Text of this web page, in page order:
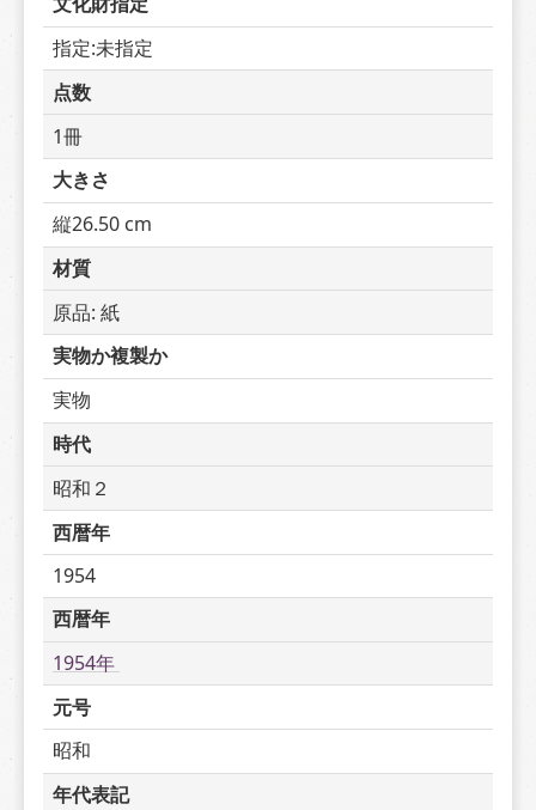
指定:未指定
点数
1冊
大きさ
縦26.50 cm
材質
原品: 紙
実物か複製か
実物
時代
昭和２
西暦年
1954
西暦年
1954年
元号
昭和
年代表記